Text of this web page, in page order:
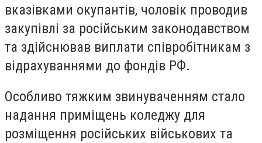
вказівками окупантів, чоловік проводив
закупівлі за російським законодавством
та здійснював виплати співробітникам з
відрахуваннями до фондів РФ.
Особливо тяжким звинуваченням стало
надання приміщень коледжу для
розміщення російських військових та